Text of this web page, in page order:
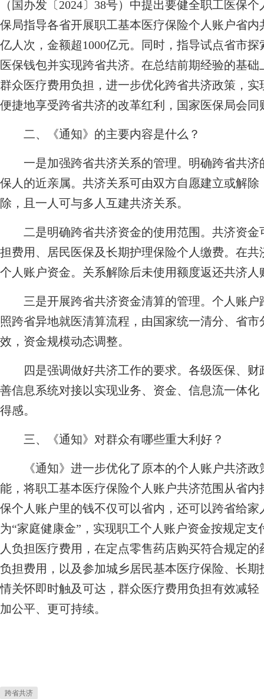
（国办发〔2024〕38号）中提出要健全职工医保
保局指导各省开展职工基本医疗保险个人账户省
亿人次，金额超1000亿元。同时，指导试点省市探
医保钱包并实现跨省共济。在总结前期经验的基
群众医疗费用负担，进一步优化跨省共济政策，
便捷地享受跨省共济的改革红利，国家医保局会
二、《通知》的主要内容是什么？
一是加强跨省共济关系的管理。明确跨省共济
保人的近亲属。共济关系可由双方自愿建立或解
除，且一人可与多人互建共济关系。
二是明确跨省共济资金的使用范围。共济资金
担费用、居民医保及长期护理保险个人缴费。在
个人账户资金。关系解除后未使用额度返还共济人
三是开展跨省共济资金清算的管理。个人账户
照跨省异地就医清算流程，由国家统一清分、省
效，资金规模动态调整。
四是强调做好共济工作的要求。各级医保、财
善信息系统对接以实现业务、资金、信息流一体
得感。
三、《通知》对群众有哪些重大利好？
《通知》进一步优化了原本的个人账户共济政
能，将职工基本医疗保险个人账户共济范围从省
保个人账户里的钱不仅可以省内，还可以跨省给
为“家庭健康金”，实现职工个人账户资金按规定
人负担医疗费用，在定点零售药店购买符合规定
负担费用，以及参加城乡居民基本医疗保险、长
情关怀即时触及可达，群众医疗费用负担有效减
加公平、更可持续。
跨省共济